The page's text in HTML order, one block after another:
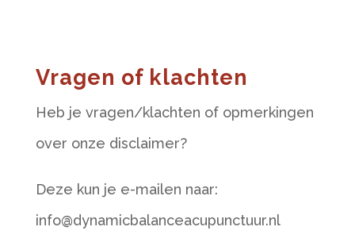
Vragen of klachten
Heb je vragen/klachten of opmerkingen
over onze disclaimer?
Deze kun je e-mailen naar:
info@dynamicbalanceacupunctuur.nl